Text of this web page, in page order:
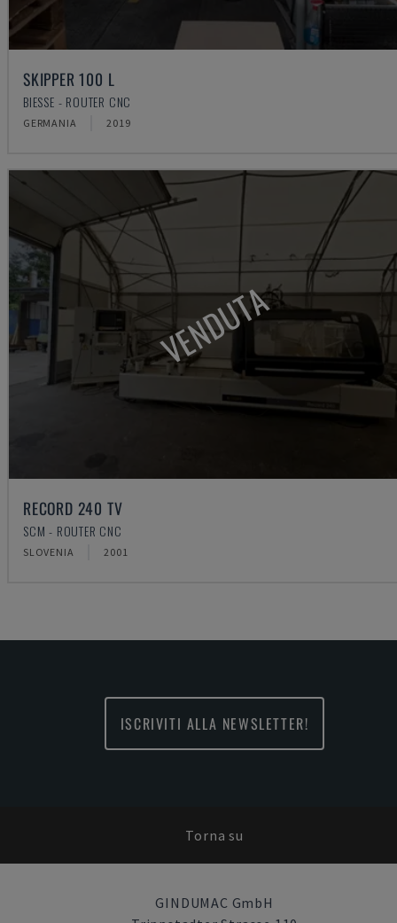
SKIPPER 100 L
BIESSE - ROUTER CNC
GERMANIA 2019
VENDUTA
RECORD 240 TV
SCM - ROUTER CNC
SLOVENIA 2001
ISCRIVITI ALLA NEWSLETTER!
Torna su
GINDUMAC GmbH